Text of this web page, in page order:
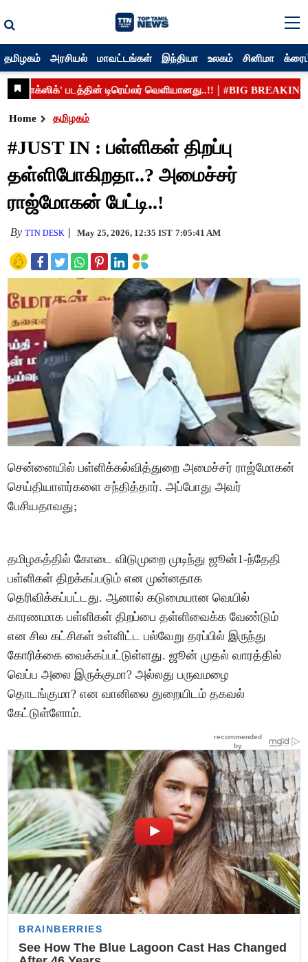
தமிழகம் அரசியல் மாவட்டங்கள் இந்தியா உலகம் சினிமா
Home தமிழகம்
#JUST IN : பள்ளிகள் திறப்பு
தள்ளிபோகிறதா..? அமைச்சர்
ராஜ்மோகன் பேட்டி..!
ByTTN DESK May 25, 2026, 12:35 IST 7:05:41 AM
சென்னையில் பள்ளிக்கல்வித்துறை அமைச்சர் ராஜ்மோகன்
செய்தியாளர்களை சந்தித்தார். அப்போது அவர்
பேசியதாவது;
தமிழகத்தில் கோடை விடுமுறை முடிந்து ஜூன்1-ந்தேதி
பள்ளிகள் திறக்கப்படும் என முன்னதாக
தெரிவிக்கப்பட்டது. ஆனால் கடுமையான வெயில்
காரணமாக பள்ளிகள் திறப்பை தள்ளிவைக்க வேண்டும்
என சில கட்சிகள் உள்ளிட்ட பல்வேறு தரப்பில் இருந்து
கோரிக்கை வைக்கப்பட்டுள்ளது. ஜூன் முதல் வாரத்தில்
வெப்ப அலை இருக்குமா? அல்லது பருவமழை
தொடங்குமா? என வானிலை துறையிடம் தகவல்
கேட்டுள்ளோம்.